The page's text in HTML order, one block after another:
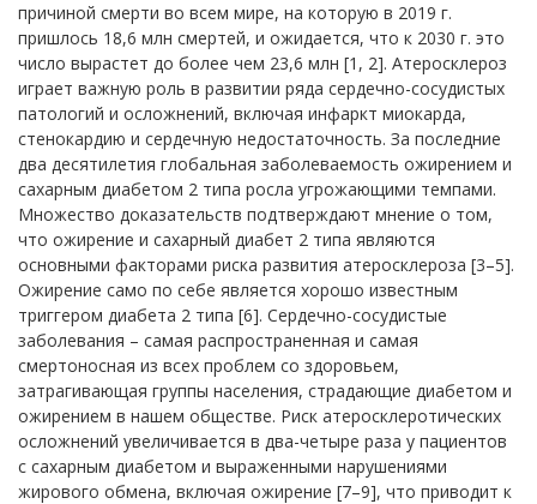
причиной смерти во всем мире, на которую в 2019 г.
пришлось 18,6 млн смертей, и ожидается, что к 2030 г. это
число вырастет до более чем 23,6 млн [1, 2]. Атеросклероз
играет важную роль в развитии ряда сердечно-сосудистых
патологий и осложнений, включая инфаркт миокарда,
стенокардию и сердечную недостаточность. За последние
два десятилетия глобальная заболеваемость ожирением и
сахарным диабетом 2 типа росла угрожающими темпами.
Множество доказательств подтверждают мнение о том,
что ожирение и сахарный диабет 2 типа являются
основными факторами риска развития атеросклероза [3–5].
Ожирение само по себе является хорошо известным
триггером диабета 2 типа [6]. Сердечно-сосудистые
заболевания – самая распространенная и самая
смертоносная из всех проблем со здоровьем,
затрагивающая группы населения, страдающие диабетом и
ожирением в нашем обществе. Риск атеросклеротических
осложнений увеличивается в два-четыре раза у пациентов
с сахарным диабетом и выраженными нарушениями
жирового обмена, включая ожирение [7–9], что приводит к